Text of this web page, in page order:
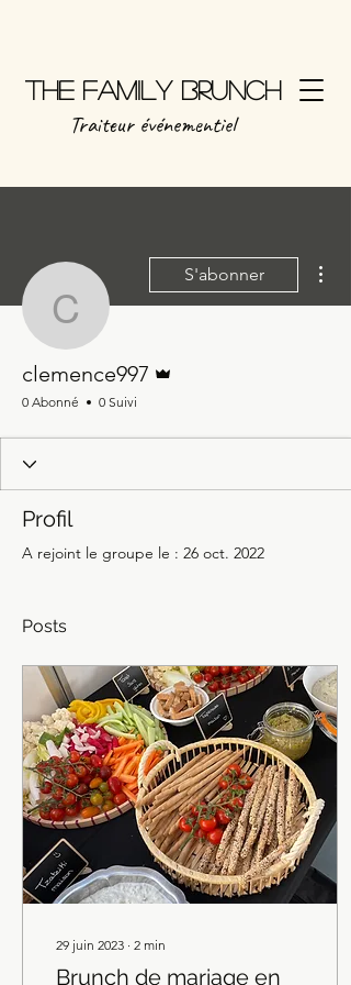
The Family Brunch
Traiteur événementiel
clemence997
S'abonner
clemence997
0 Abonné 0 Suivi
Profil
A rejoint le groupe le : 26 oct. 2022
Posts
29 juin 2023 ∙ 2 min
Brunch de mariage en